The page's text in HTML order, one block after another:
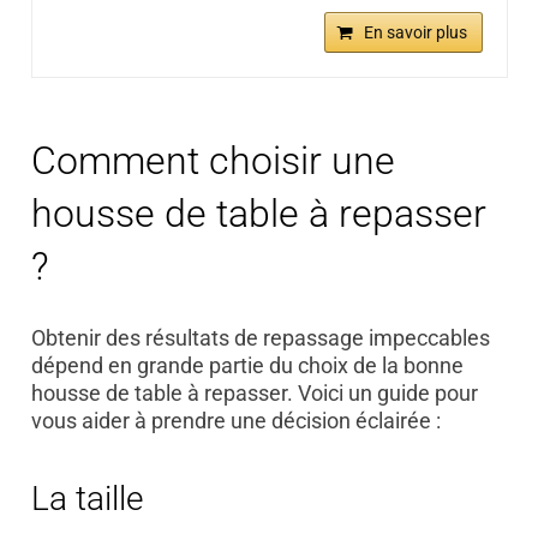
En savoir plus
Comment choisir une
housse de table à repasser
?
Obtenir des résultats de repassage impeccables
dépend en grande partie du choix de la bonne
housse de table à repasser. Voici un guide pour
vous aider à prendre une décision éclairée :
La taille